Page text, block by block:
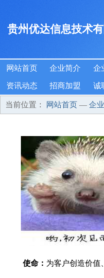
贵州优达信息技术
网站首页 企业简介 企
资讯动态 招商加盟 诚
当前位置： 网站首页 — 企
使命： 为客户创造价值